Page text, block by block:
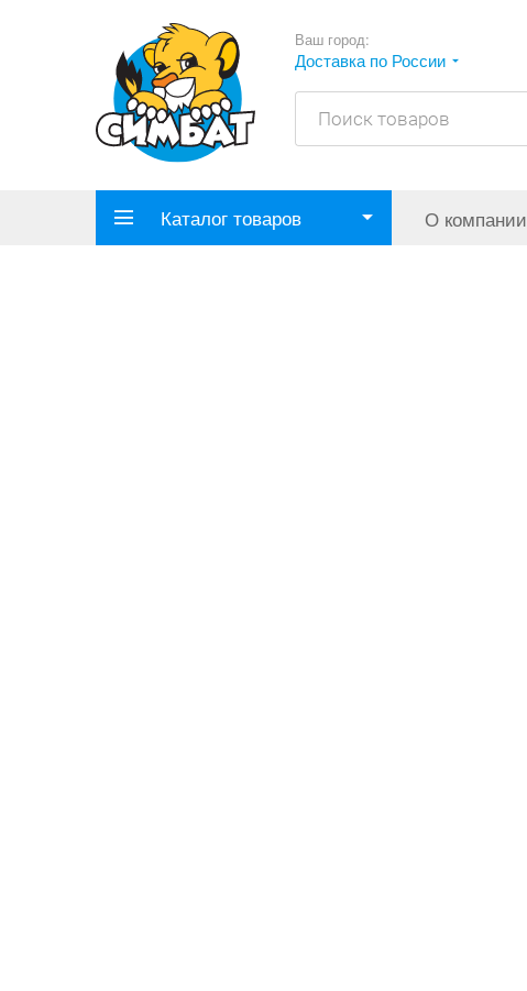
Ваш город:
Доставка по России
Каталог товаров О компании